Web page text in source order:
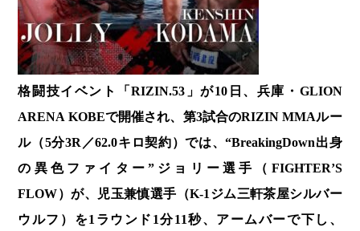
格闘技イベント「RIZIN.53」が10日、兵庫・GLION
ARENA KOBEで開催され、第3試合のRIZIN MMAルー
ル（5分3R／62.0キロ契約）では、“BreakingDown出身
の異色ファイター”ジョリー選手（FIGHTER’S
FLOW）が、児玉兼慎選手（K-1ジム三軒茶屋シルバー
ウルフ）を1ラウンド1分11秒、アームバーで下し、